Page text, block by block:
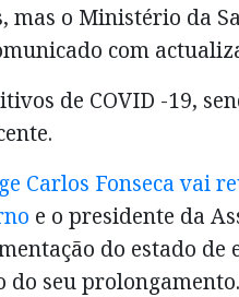
mas o Ministério da
com
de COVID -19,
Carlos Fonseca vai
e o presidente da
do estado de
seu prolongamento.